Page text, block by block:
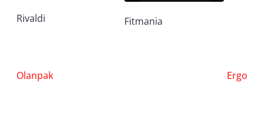
Rivaldi Fitmania
Nawigacja
Olanpak Ergo